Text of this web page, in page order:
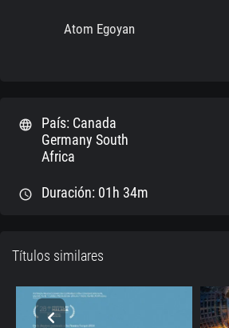
Atom Egoyan
language
País: Canada
Germany South
Africa
schedule Duración: 01h 34m
Títulos similares